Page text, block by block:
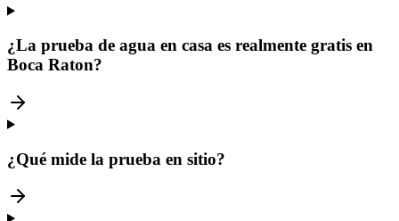
¿La prueba de agua en casa es realmente gratis en
Boca Raton?
¿Qué mide la prueba en sitio?